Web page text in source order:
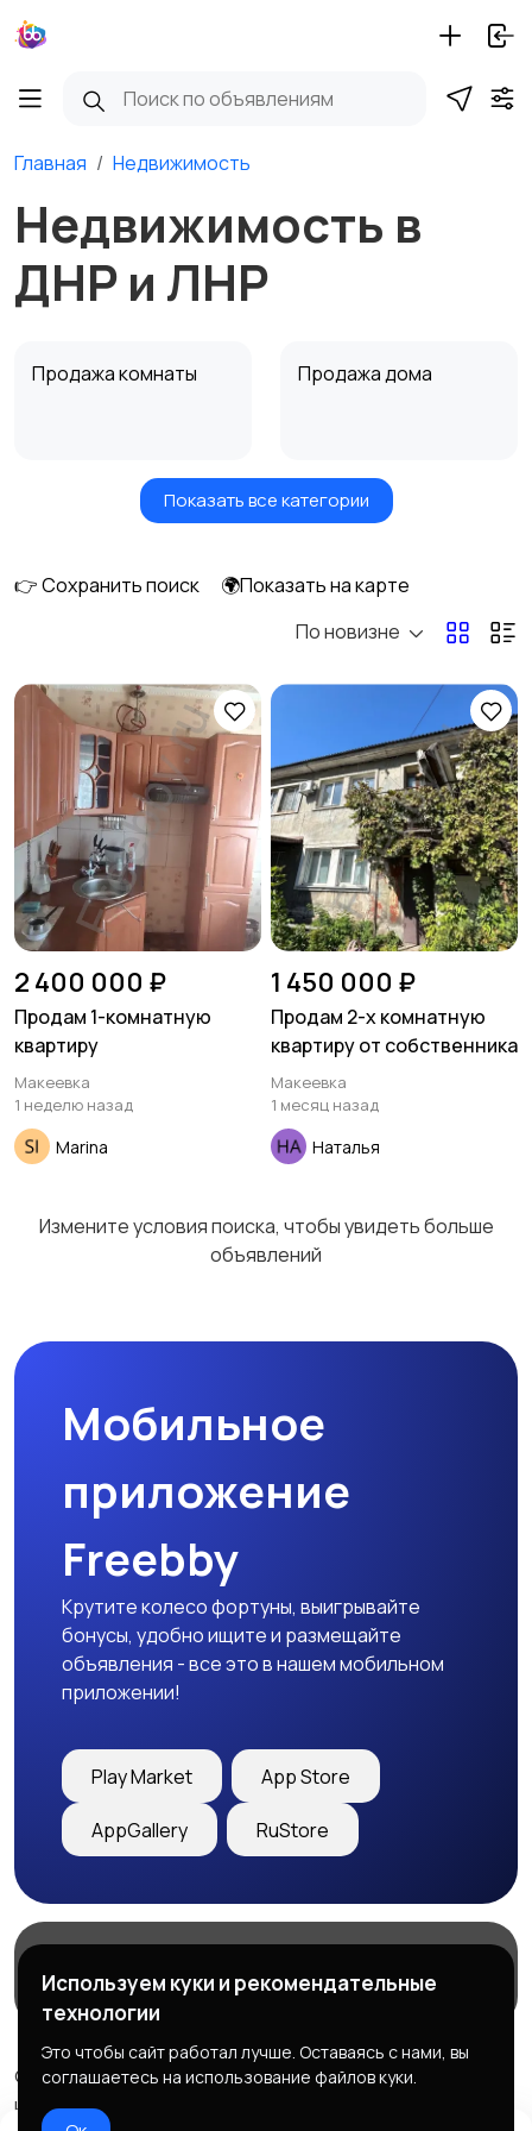
Главная Недвижимость
Недвижимость в
ДНР и ЛНР
Продажа комнаты Продажа дома
Земельные участки
Аренда квартиры
Аренда дома
Аренда квартиры
посуточно
Аренда комнаты
посуточно
Аренда дома
посуточно
Коммерческая
недвижимость
Прочие строения Продажа квартиры2
машиноместа
Показать все категории
👉 Сохранить поиск
🌍Показать на карте
По новизне
2 400 000 ₽
Продам 1-комнатную
квартиру
Макеевка
1 неделю назад
Marina
1 450 000 ₽
Продам 2-х комнатную
квартиру от собственника
Макеевка
1 месяц назад
Наталья
Измените условия поиска, чтобы увидеть больше
объявлений
Мобильное
приложение
Freebby
Крутите колесо фортуны, выигрывайте
бонусы, удобно ищите и размещайте
объявления - все это в нашем мобильном
приложении!
Play Market App Store
AppGallery RuStore
Служба поддержки
© 2026 Freebby - Сервис бесплатных объявлений ДНР
и ЛНР
Используем куки и рекомендательные
технологии
Это чтобы сайт работал лучше. Оставаясь с нами, вы
соглашаетесь на использование файлов куки.